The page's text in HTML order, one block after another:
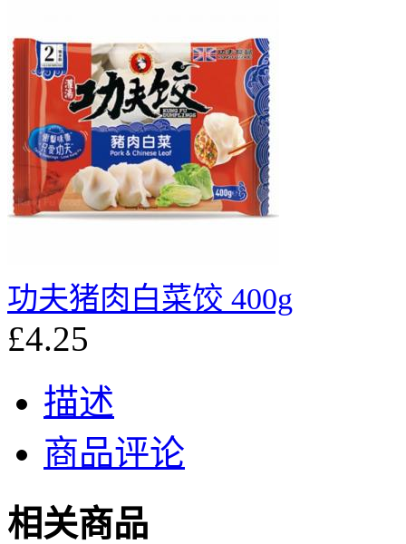
功夫猪肉白菜饺 400g
£4.25
描述
商品评论
相关商品